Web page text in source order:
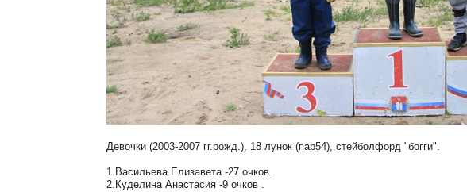
Девочки (2003-2007 гг.рожд.), 18 лунок (пар54), стейболфорд "богги".
1.Васильева Елизавета -27 очков.
2.Куделина Анастасия -9 очков .